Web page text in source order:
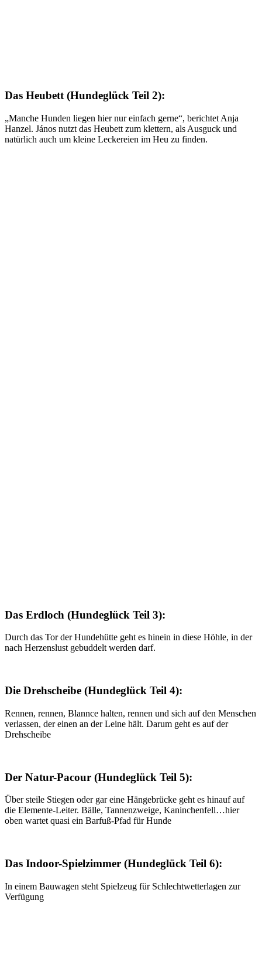
Das Heubett (Hundeglück Teil 2):
„Manche Hunden liegen hier nur einfach gerne“, berichtet Anja
Hanzel. János nutzt das Heubett zum klettern, als Ausguck und
natürlich auch um kleine Leckereien im Heu zu finden.
Das Erdloch (Hundeglück Teil 3):
Durch das Tor der Hundehütte geht es hinein in diese Höhle, in der
nach Herzenslust gebuddelt werden darf.
Die Drehscheibe (Hundeglück Teil 4):
Rennen, rennen, Blannce halten, rennen und sich auf den Menschen
verlassen, der einen an der Leine hält. Darum geht es auf der
Drehscheibe
Der Natur-Pacour (Hundeglück Teil 5):
Über steile Stiegen oder gar eine Hängebrücke geht es hinauf auf
die Elemente-Leiter. Bälle, Tannenzweige, Kaninchenfell…hier
oben wartet quasi ein Barfuß-Pfad für Hunde
Das Indoor-Spielzimmer (Hundeglück Teil 6):
In einem Bauwagen steht Spielzeug für Schlechtwetterlagen zur
Verfügung